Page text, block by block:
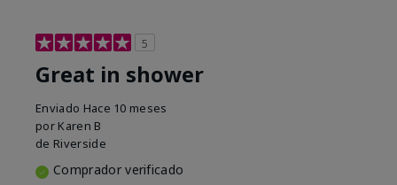
5
Great in shower
Enviado Hace 10 meses
por Karen B
de Riverside
Comprador verificado